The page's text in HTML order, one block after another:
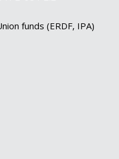
funds (ERDF, IPA)